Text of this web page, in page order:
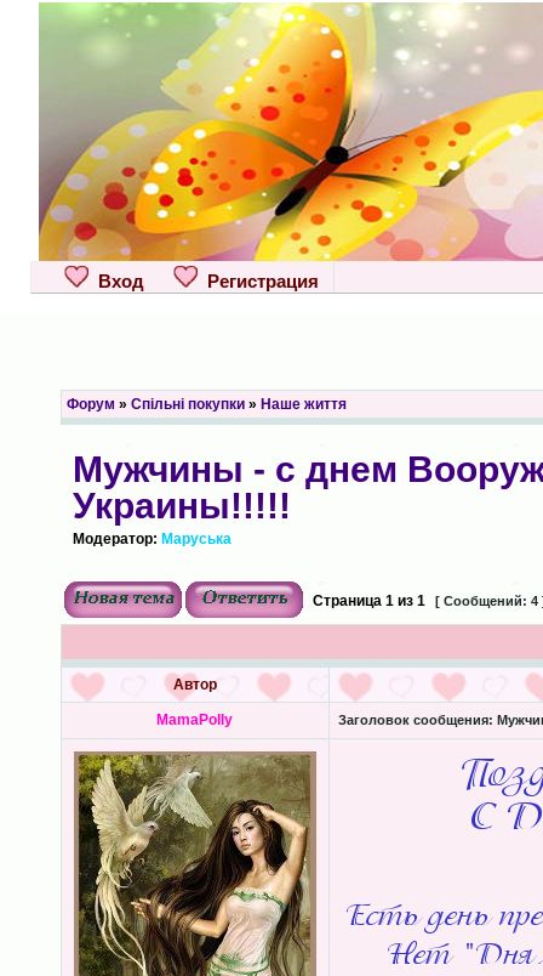
Вход Регистрация
Форум » Спільні покупки» Наше життя
Мужчины - с днем
Украины!!!!!
Модератор: Маруська
Страница 1из 1 [ Сообщений: 4
Автор
MamaPolly Заголовок сообщения: